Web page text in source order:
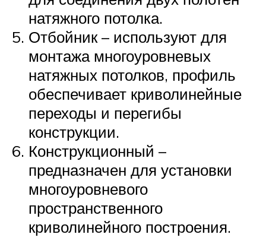
натяжного потолка.
Отбойник – используют для
монтажа многоуровневых
натяжных потолков, профиль
обеспечивает криволинейные
переходы и перегибы
конструкции.
Конструкционный –
предназначен для установки
многоуровневого
пространственного
криволинейного построения.